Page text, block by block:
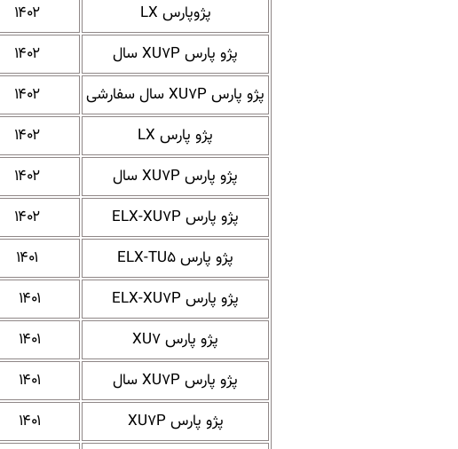
پژوپارس LX
۱۴۰۲
پژو پارس XU۷P سال
۱۴۰۲
پژو پارس XU۷P سال سفارشی
۱۴۰۲
پژو پارس LX
۱۴۰۲
پژو پارس XU۷P سال
۱۴۰۲
پژو پارس ELX-XU۷P
۱۴۰۲
پژو پارس ELX-TU۵
۱۴۰۱
پژو پارس ELX-XU۷P
۱۴۰۱
پژو پارس XU۷
۱۴۰۱
پژو پارس XU۷P سال
۱۴۰۱
پژو پارس XU۷P
۱۴۰۱